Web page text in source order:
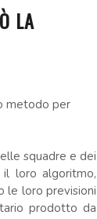
LA
metodo per
squadre e dei
loro algoritmo,
le loro previsioni
prodotto da